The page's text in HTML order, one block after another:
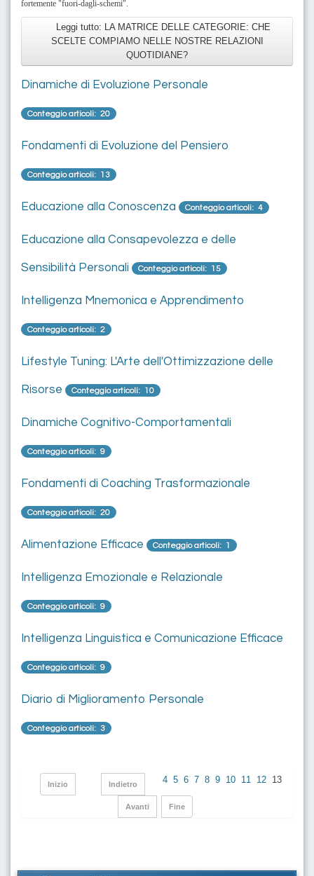
fortemente "fuori-dagli-schemi".
Leggi tutto: LA MATRICE DELLE CATEGORIE: CHE
SCELTE COMPIAMO NELLE NOSTRE RELAZIONI
QUOTIDIANE?
Dinamiche di Evoluzione Personale
Conteggio articoli: 20
Fondamenti di Evoluzione del Pensiero
Conteggio articoli: 13
Educazione alla Conoscenza Conteggio articoli: 4
Educazione alla Consapevolezza e delle
Sensibilità Personali Conteggio articoli: 15
Intelligenza Mnemonica e Apprendimento
Conteggio articoli: 2
Lifestyle Tuning: L'Arte dell'Ottimizzazione delle
Risorse Conteggio articoli: 10
Dinamiche Cognitivo-Comportamentali
Conteggio articoli: 9
Fondamenti di Coaching Trasformazionale
Conteggio articoli: 20
Alimentazione Efficace Conteggio articoli: 1
Intelligenza Emozionale e Relazionale
Conteggio articoli: 9
Intelligenza Linguistica e Comunicazione Efficace
Conteggio articoli: 9
Diario di Miglioramento Personale
Conteggio articoli: 3
Inizio Indietro 4 5 6 7 8 9 10 11 12 13
Avanti Fine